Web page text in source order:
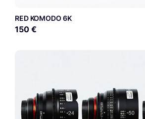
RED KOMODO 6K
150 €